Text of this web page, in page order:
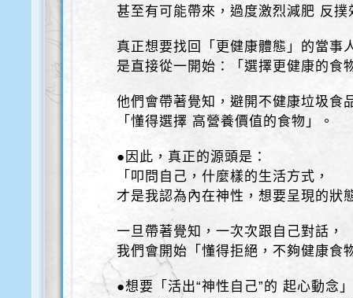
甚至有可能帶來，過度激烈減肥 反
真正想要找回「更健康體態」的當事
是直接從一開始：「選擇更健康的食
他們會帶著覺知，避開不健康垃圾食
「懂得選擇 高營養價值的食物」。
●因此，真正的源頭是：
「叩問自己，什麼樣的生活方式，
才是我認為內在神性，想要呈現的狀
一旦帶著覺知，一次次跟自己對話，
我們會開始「懂得拒絕，不夠健康食
●想要「活出“神性自己”的 起心動念